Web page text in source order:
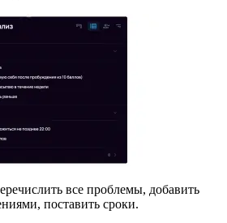
все проблемы, добавить
поставить сроки.